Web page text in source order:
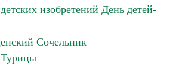
изобретений День детей-
Сочельник
Турицы